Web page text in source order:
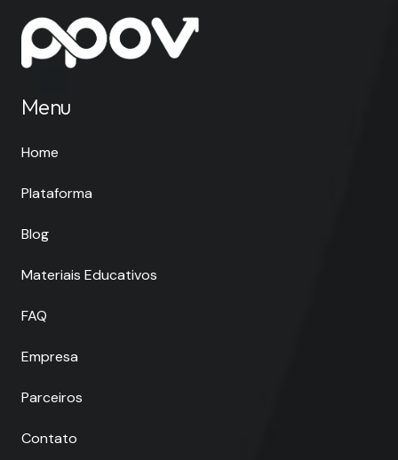
Menu
Home
Plataforma
Blog
Materiais Educativos
FAQ
Empresa
Parceiros
Contato